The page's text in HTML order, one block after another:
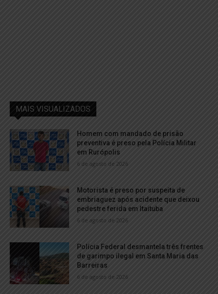
MAIS VISUALIZADOS
Homem com mandado de prisão
preventiva é preso pela Polícia Militar
em Rurópolis
6 de agosto de 2026
Motorista é preso por suspeita de
embriaguez após acidente que deixou
pedestre ferida em Itaituba
6 de agosto de 2026
Polícia Federal desmantela três frentes
de garimpo ilegal em Santa Maria das
Barreiras
6 de agosto de 2026